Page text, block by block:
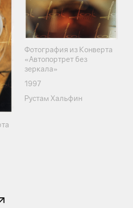
Фотография из Конверта
«Автопортрет без
зеркала»
1997
Рустам Хальфин